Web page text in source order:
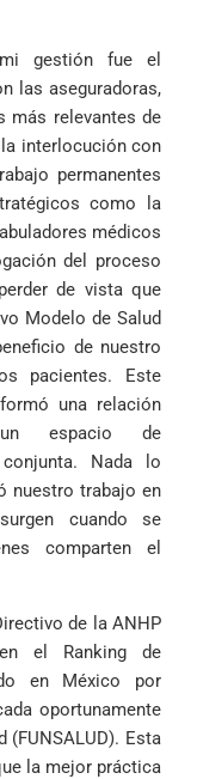
gestión fue el
las aseguradoras,
más relevantes de
interlocución con
permanentes
como la
médicos
del proceso
de vista que
Modelo de Salud
de nuestro
pacientes. Este
una relación
un espacio de
Nada lo
nuestro trabajo en
cuando se
comparten el
de la ANHP
el Ranking de
en México por
oportunamente
(FUNSALUD). Esta
la mejor práctica